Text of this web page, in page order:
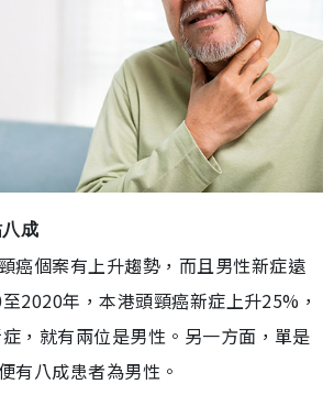
成
癌個案有上升趨勢，而且男性新症遠
2020年，本港頭頸癌新症上升25%，
，就有兩位是男性。另一方面，單是
有八成患者為男性。